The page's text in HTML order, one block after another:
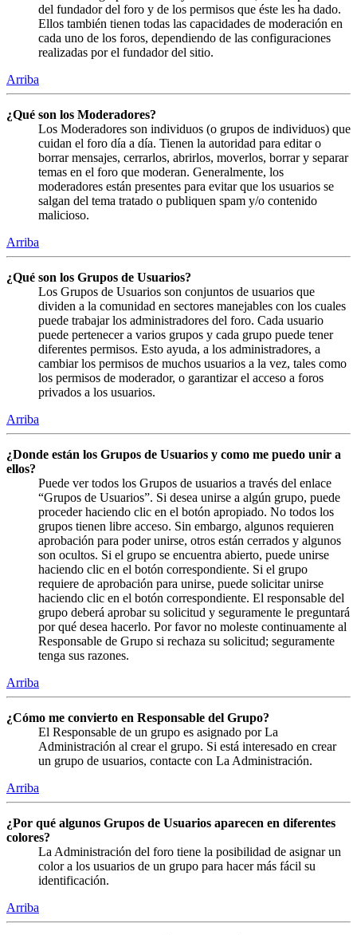
del fundador del foro y de los permisos que éste les ha dado.
Ellos también tienen todas las capacidades de moderación en
cada uno de los foros, dependiendo de las configuraciones
realizadas por el fundador del sitio.
Arriba
¿Qué son los Moderadores?
Los Moderadores son individuos (o grupos de individuos) que
cuidan el foro día a día. Tienen la autoridad para editar o
borrar mensajes, cerrarlos, abrirlos, moverlos, borrar y separar
temas en el foro que moderan. Generalmente, los
moderadores están presentes para evitar que los usuarios se
salgan del tema tratado o publiquen spam y/o contenido
malicioso.
Arriba
¿Qué son los Grupos de Usuarios?
Los Grupos de Usuarios son conjuntos de usuarios que
dividen a la comunidad en sectores manejables con los cuales
puede trabajar los administradores del foro. Cada usuario
puede pertenecer a varios grupos y cada grupo puede tener
diferentes permisos. Esto ayuda, a los administradores, a
cambiar los permisos de muchos usuarios a la vez, tales como
los permisos de moderador, o garantizar el acceso a foros
privados a los usuarios.
Arriba
¿Donde están los Grupos de Usuarios y como me puedo unir a
ellos?
Puede ver todos los Grupos de usuarios a través del enlace
“Grupos de Usuarios”. Si desea unirse a algún grupo, puede
proceder haciendo clic en el botón apropiado. No todos los
grupos tienen libre acceso. Sin embargo, algunos requieren
aprobación para poder unirse, otros están cerrados y algunos
son ocultos. Si el grupo se encuentra abierto, puede unirse
haciendo clic en el botón correspondiente. Si el grupo
requiere de aprobación para unirse, puede solicitar unirse
haciendo clic en el botón correspondiente. El responsable del
grupo deberá aprobar su solicitud y seguramente le preguntará
por qué desea hacerlo. Por favor no moleste continuamente al
Responsable de Grupo si rechaza su solicitud; seguramente
tenga sus razones.
Arriba
¿Cómo me convierto en Responsable del Grupo?
El Responsable de un grupo es asignado por La
Administración al crear el grupo. Si está interesado en crear
un grupo de usuarios, contacte con La Administración.
Arriba
¿Por qué algunos Grupos de Usuarios aparecen en diferentes
colores?
La Administración del foro tiene la posibilidad de asignar un
color a los usuarios de un grupo para hacer más fácil su
identificación.
Arriba